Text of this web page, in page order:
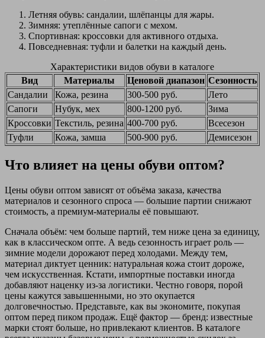
Летняя обувь: сандалии, шлёпанцы для жары.
Зимняя: утеплённые сапоги с мехом.
Спортивная: кроссовки для активного отдыха.
Повседневная: туфли и балетки на каждый день.
Характеристики видов обуви в каталоге
Вид
Материалы Ценовой диапазон Сезонность
Сандалии
Кожа, резина 300-500 руб.
Лето
Сапоги
Нубук, мех 800-1200 руб.
Зима
Кроссовки Текстиль, резина 400-700 руб.
Всесезон
Туфли
Кожа, замша 500-900 руб. Демисезон
Что влияет на цены обуви оптом?
Цены обуви оптом зависят от объёма заказа, качества
материалов и сезонного спроса — большие партии снижают
стоимость, а премиум-материалы её повышают.
Сначала объём: чем больше партий, тем ниже цена за единицу,
как в классическом опте. А ведь сезонность играет роль —
зимние модели дорожают перед холодами. Между тем,
материал диктует ценник: натуральная кожа стоит дороже,
чем искусственная. Кстати, импортные поставки иногда
добавляют наценку из-за логистики. Честно говоря, порой
цены кажутся завышенными, но это окупается
долговечностью. Представьте, как вы экономите, покупая
оптом перед пиком продаж. Ещё фактор — бренд: известные
марки стоят больше, но привлекают клиентов. В каталоге